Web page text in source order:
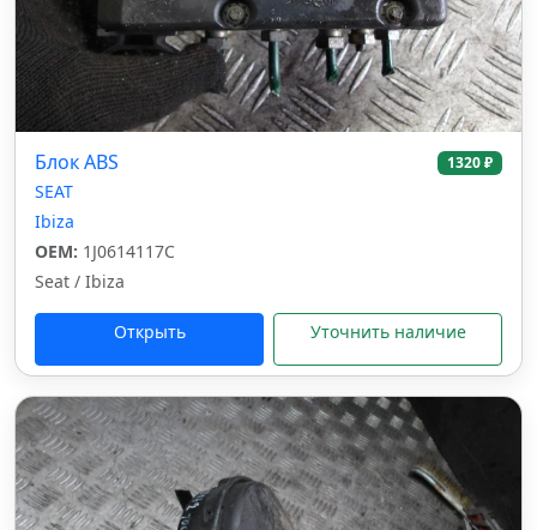
Блок ABS 1320 ₽
SEAT
Ibiza
OEM: 1J0614117C
Seat / Ibiza
Открыть Уточнить наличие